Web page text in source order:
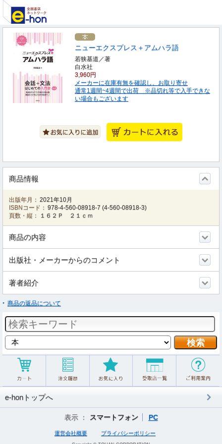
ニューエクスプレス＋アムハラ語
若狭基道／著
白水社
3,960円
メーカーに在庫有無を確認し、お取り寄せ
通常1週間~4週間で出荷 ※品切れ等で入手できな
い場合もございます
商品情報
出版年月： 2021年10月
ISBNコード： 978-4-560-08918-7 (4-560-08918-3)
頁数・縦：
１６２Ｐ ２１ｃｍ
商品の内容
出版社・メーカーからのコメント
著者紹介
商品の返品について
e-honトップへ
表示 ： スマートフォン PC
運営会社概要 プライバシーポリシー